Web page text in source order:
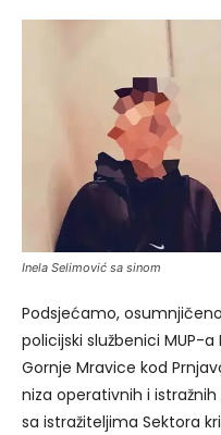
Inela Selimović sa sinom
Podsjećamo,
policijski službenici MUP-a
Gornje Mravice kod
niza operativnih i
sa istražiteljima Sektora